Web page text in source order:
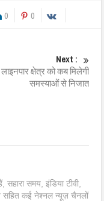
0 0
Next :
लाइनपार क्षेत्र को कब मिलेगी
समस्याओं से निजात
समय, इंडिया टीवी,
सहित कई नेश्नल न्यूज़ चैनलों